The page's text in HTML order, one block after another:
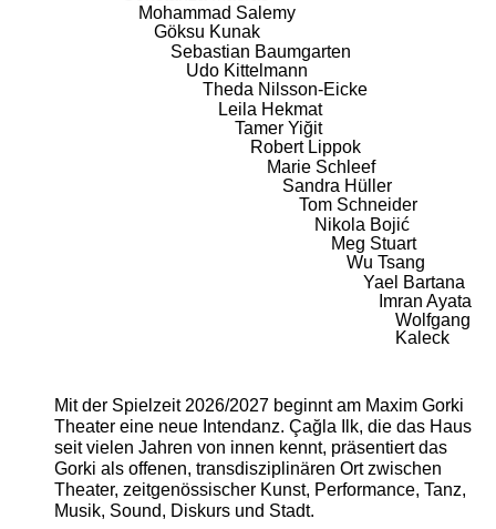
Mohammad Salemy
Göksu Kunak
Sebastian Baumgarten
Udo Kittelmann
Theda Nilsson-Eicke
Leila Hekmat
Tamer Yiğit
Robert Lippok
Marie Schleef
Sandra Hüller
Tom Schneider
Nikola Bojić
Meg Stuart
Wu Tsang
Yael Bartana
Imran Ayata
Wolfgang
Kaleck
Mit der Spielzeit 2026/2027 beginnt am Maxim Gorki
Theater eine neue Intendanz. Çağla Ilk, die das Haus
seit vielen Jahren von innen kennt, präsentiert das
Gorki als offenen, transdisziplinären Ort zwischen
Theater, zeitgenössischer Kunst, Performance, Tanz,
Musik, Sound, Diskurs und Stadt.